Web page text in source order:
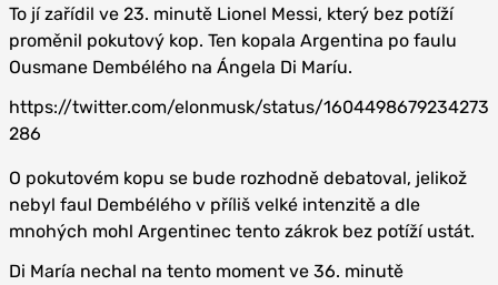
To jí zařídil ve 23. minutě Lionel Messi, který bez potíží
proměnil pokutový kop. Ten kopala Argentina po faulu
Ousmane Dembélého na Ángela Di Maríu.
https://twitter.com/elonmusk/status/1604498679234273
286
O pokutovém kopu se bude rozhodně debatoval, jelikož
nebyl faul Dembélého v příliš velké intenzitě a dle
mnohých mohl Argentinec tento zákrok bez potíží ustát.
Di María nechal na tento moment ve 36. minutě